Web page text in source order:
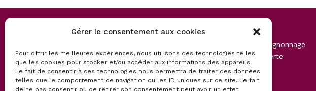
Gérer le consentement aux cookies
Pour offrir les meilleures expériences, nous utilisons des technologies telles
que les cookies pour stocker et/ou accéder aux informations des appareils.
Le fait de consentir à ces technologies nous permettra de traiter des données
telles que le comportement de navigation ou les ID uniques sur ce site. Le fait
de ne pas consentir ou de retirer son consentement peut avoir un effet
NÎMES
ZI de Saint Césaire
30900 Nîmes
04 66 62 76 00
17 av du Compagnonnage
ZI de Fontcouverte
84000 Avignon
04 90 89 73 46